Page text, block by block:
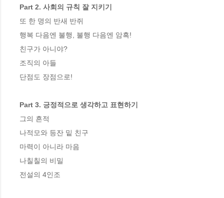
Part 2. 사회의 규칙 잘 지키기
또 한 명의 반새 반쥐
행복 다음엔 불행, 불행 다음엔 암흑!
친구가 아니야?
조직의 아들
단점도 장점으로!
Part 3. 긍정적으로 생각하고 표현하기
그의 흔적
나적모와 등잔 밑 친구
마력이 아니라 마음
나칠칠의 비밀
전설의 4인조